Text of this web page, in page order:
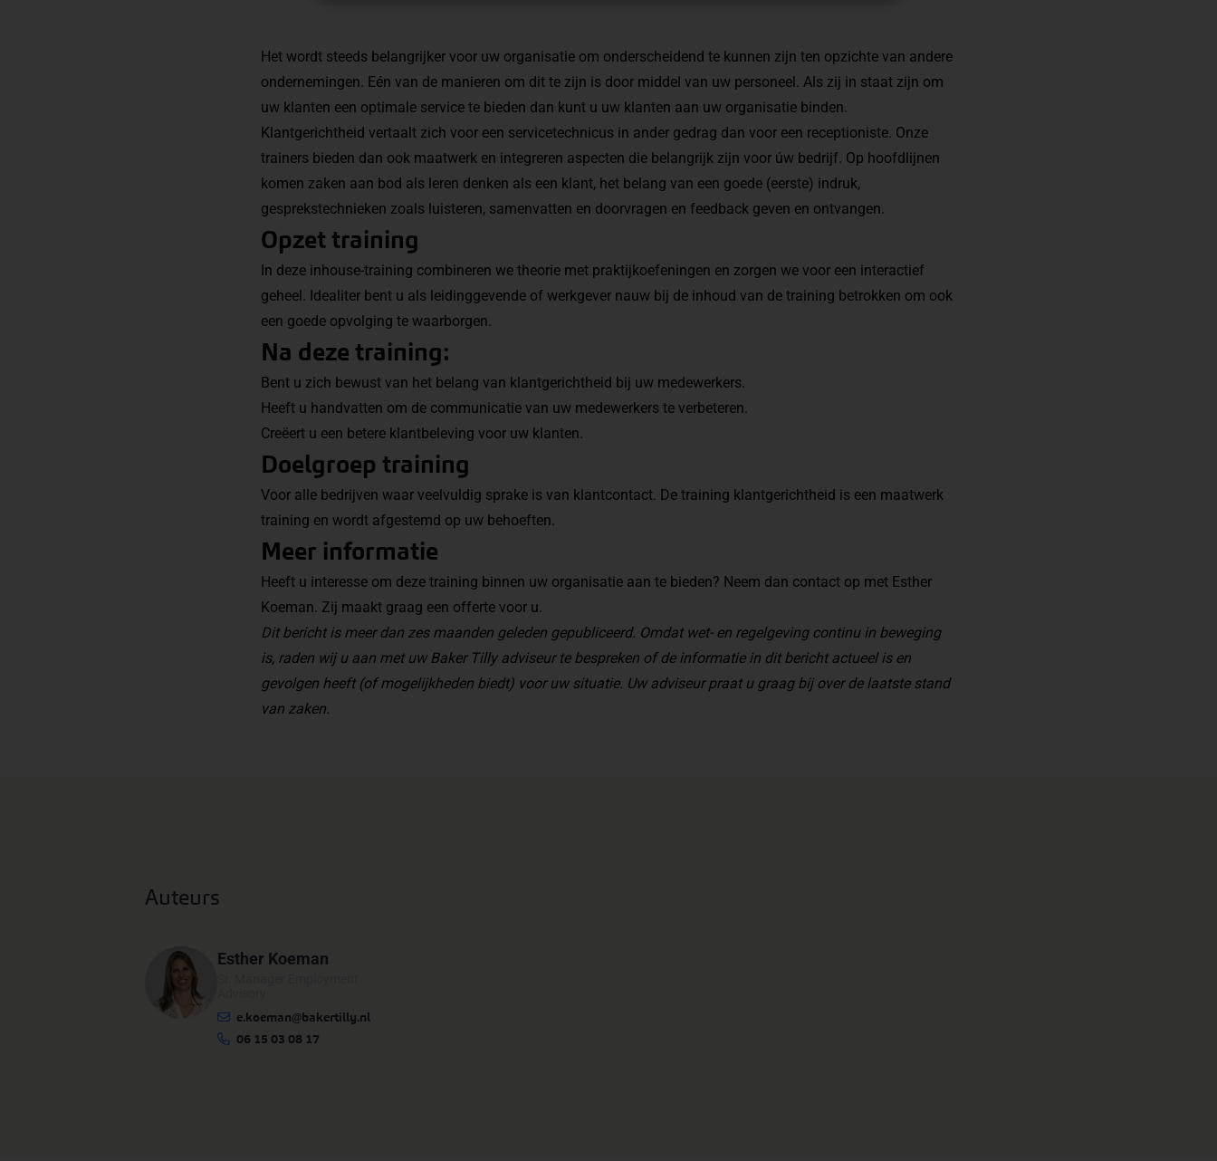
Het wordt steeds belangrijker voor uw organisatie om onderscheidend te kunnen zijn ten opzichte van andere
ondernemingen. Eén van de manieren om dit te zijn is door middel van uw personeel. Als zij in staat zijn om
uw klanten een optimale service te bieden dan kunt u uw klanten aan uw organisatie binden.
Klantgerichtheid vertaalt zich voor een servicetechnicus in ander gedrag dan voor een receptioniste. Onze
trainers bieden dan ook maatwerk en integreren aspecten die belangrijk zijn voor úw bedrijf. Op hoofdlijnen
komen zaken aan bod als leren denken als een klant, het belang van een goede (eerste) indruk,
gesprekstechnieken zoals luisteren, samenvatten en doorvragen en feedback geven en ontvangen.
Opzet training
In deze inhouse-training combineren we theorie met praktijkoefeningen en zorgen we voor een interactief
geheel. Idealiter bent u als leidinggevende of werkgever nauw bij de inhoud van de training betrokken om ook
een goede opvolging te waarborgen.
Na deze training:
Bent u zich bewust van het belang van klantgerichtheid bij uw medewerkers.
Heeft u handvatten om de communicatie van uw medewerkers te verbeteren.
Creëert u een betere klantbeleving voor uw klanten.
Doelgroep training
Voor alle bedrijven waar veelvuldig sprake is van klantcontact. De training klantgerichtheid is een maatwerk
training en wordt afgestemd op uw behoeften.
Meer informatie
Heeft u interesse om deze training binnen uw organisatie aan te bieden? Neem dan contact op met Esther
Koeman. Zij maakt graag een offerte voor u.
Dit bericht is meer dan zes maanden geleden gepubliceerd. Omdat wet- en regelgeving continu in beweging
is, raden wij u aan met uw Baker Tilly adviseur te bespreken of de informatie in dit bericht actueel is en
gevolgen heeft (of mogelijkheden biedt) voor uw situatie. Uw adviseur praat u graag bij over de laatste stand
van zaken.
Auteurs
Esther Koeman
e.koeman@bakertilly.nl
06 15 03 08 17